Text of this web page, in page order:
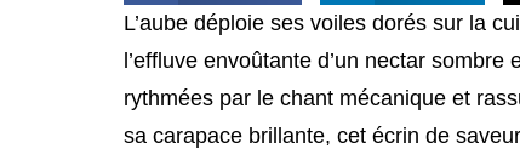
L’aube déploie ses voiles dorés sur la
l’effluve envoûtante d’un nectar
rythmées par le chant mécanique et
sa carapace brillante, cet écrin de